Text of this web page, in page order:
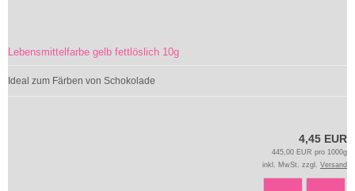
Lebensmittelfarbe gelb fettlöslich 10g
Ideal zum Färben von Schokolade
4,45 EUR
445,00 EUR pro 1000g
inkl. MwSt. zzgl. Versand